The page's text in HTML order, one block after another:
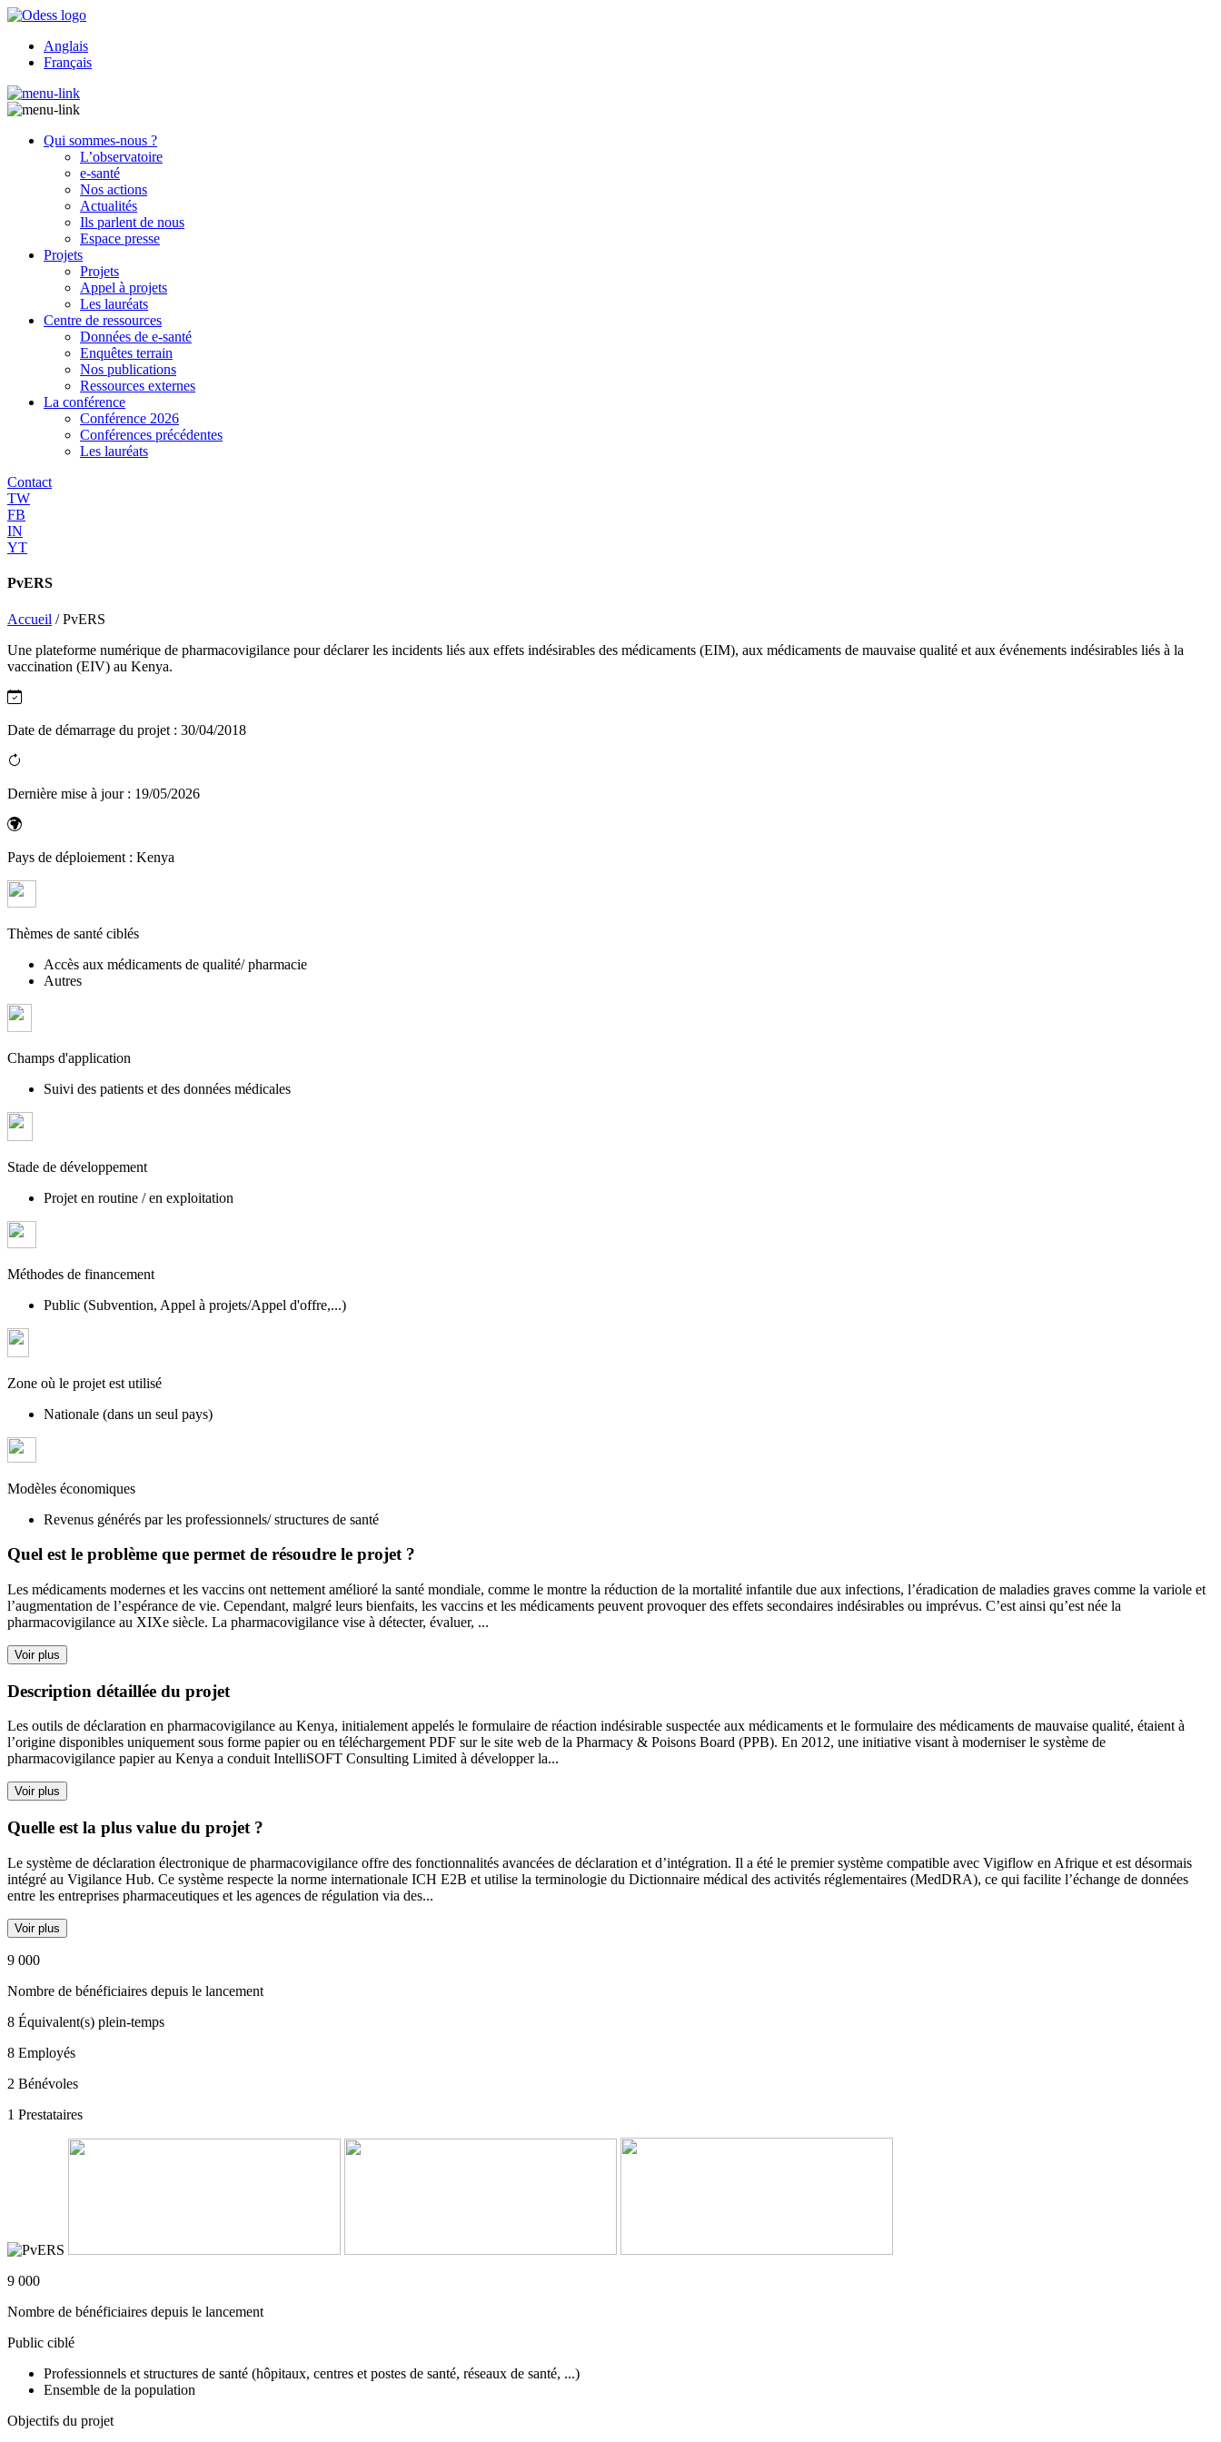
Anglais
Français
Qui sommes-nous ?
L’observatoire
e-santé
Nos actions
Actualités
Ils parlent de nous
Espace presse
Projets
Projets
Appel à projets
Les lauréats
Centre de ressources
Données de e-santé
Enquêtes terrain
Nos publications
Ressources externes
La conférence
Conférence 2026
Conférences précédentes
Les lauréats
Contact
TW
FB
IN
YT
PvERS
Accueil /PvERS
Une plateforme numérique de pharmacovigilance pour déclarer les incidents liés aux effets indésirables des médicaments (EIM), aux médicaments de mauvaise qualité et aux événements indésirables liés à la
vaccination (EIV) au Kenya.
Date de démarrage du projet : 30/04/2018
Dernière mise à jour : 19/05/2026
Pays de déploiement : Kenya
Thèmes de santé ciblés
Accès aux médicaments de qualité/ pharmacie
Autres
Champs d'application
Suivi des patients et des données médicales
Stade de développement
Projet en routine / en exploitation
Méthodes de financement
Public (Subvention, Appel à projets/Appel d'offre,...)
Zone où le projet est utilisé
Nationale (dans un seul pays)
Modèles économiques
Revenus générés par les professionnels/ structures de santé
Quel est le problème que permet de résoudre le projet ?
Les médicaments modernes et les vaccins ont nettement amélioré la santé mondiale, comme le montre la réduction de la mortalité infantile due aux infections, l’éradication de maladies graves comme la variole et
l’augmentation de l’espérance de vie. Cependant, malgré leurs bienfaits, les vaccins et les médicaments peuvent provoquer des effets secondaires indésirables ou imprévus. C’est ainsi qu’est née la
pharmacovigilance au XIXe siècle. La pharmacovigilance vise à détecter, évaluer, ...
Voir plus
Description détaillée du projet
Les outils de déclaration en pharmacovigilance au Kenya, initialement appelés le formulaire de réaction indésirable suspectée aux médicaments et le formulaire des médicaments de mauvaise qualité, étaient à
l’origine disponibles uniquement sous forme papier ou en téléchargement PDF sur le site web de la Pharmacy & Poisons Board (PPB). En 2012, une initiative visant à moderniser le système de
pharmacovigilance papier au Kenya a conduit IntelliSOFT Consulting Limited à développer la...
Voir plus
Quelle est la plus value du projet ?
Le système de déclaration électronique de pharmacovigilance offre des fonctionnalités avancées de déclaration et d’intégration. Il a été le premier système compatible avec Vigiflow en Afrique et est désormais
intégré au Vigilance Hub. Ce système respecte la norme internationale ICH E2B et utilise la terminologie du Dictionnaire médical des activités réglementaires (MedDRA), ce qui facilite l’échange de données
entre les entreprises pharmaceutiques et les agences de régulation via des...
Voir plus
9 000
Nombre de bénéficiaires depuis le lancement
8 Équivalent(s) plein-temps
8 Employés
2 Bénévoles
1 Prestataires
9 000
Nombre de bénéficiaires depuis le lancement
Public ciblé
Professionnels et structures de santé (hôpitaux, centres et postes de santé, réseaux de santé, ...)
Ensemble de la population
Objectifs du projet